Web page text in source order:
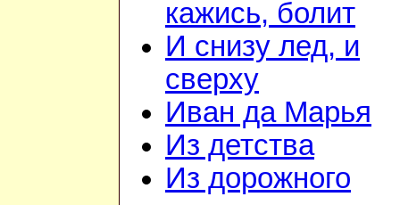
кажись, болит
И снизу лед, и
сверху
Иван да Марья
Из детства
Из дорожного